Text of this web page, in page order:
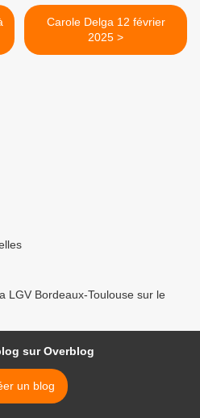
Carole Delga 12 février
2025 >
LGV Bordeaux-Toulouse sur le
sur Overblog
un blog